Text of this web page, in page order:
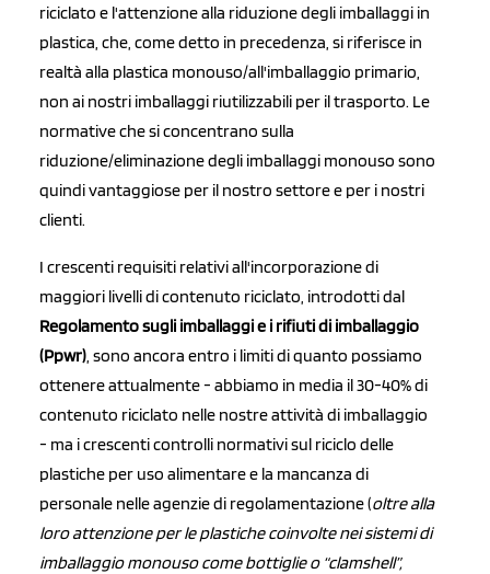
riciclato e l'attenzione alla riduzione degli imballaggi in
plastica, che, come detto in precedenza, si riferisce in
realtà alla plastica monouso/all'imballaggio primario,
non ai nostri imballaggi riutilizzabili per il trasporto. Le
normative che si concentrano sulla
riduzione/eliminazione degli imballaggi monouso sono
quindi vantaggiose per il nostro settore e per i nostri
clienti.
I crescenti requisiti relativi all'incorporazione di
maggiori livelli di contenuto riciclato, introdotti dal
Regolamento sugli imballaggi e i rifiuti di imballaggio
(Ppwr) , sono ancora entro i limiti di quanto possiamo
ottenere attualmente - abbiamo in media il 30-40% di
contenuto riciclato nelle nostre attività di imballaggio
- ma i crescenti controlli normativi sul riciclo delle
plastiche per uso alimentare e la mancanza di
personale nelle agenzie di regolamentazione (oltre alla
loro attenzione per le plastiche coinvolte nei sistemi di
imballaggio monouso come bottiglie o “clamshell”,